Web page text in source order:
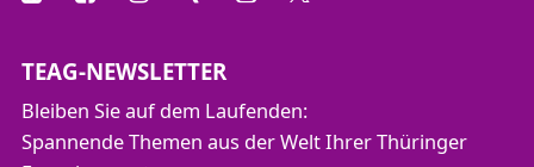
TEAG-NEWSLETTER
Bleiben Sie auf dem Laufenden:
Spannende Themen aus der Welt Ihrer Thüringer